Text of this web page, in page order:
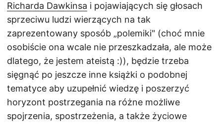
Richarda Dawkinsa i pojawiających się głosach
sprzeciwu ludzi wierzących na tak
zaprezentowany sposób „polemiki" (choć mnie
osobiście ona wcale nie przeszkadzała, ale może
dlatego, że jestem ateistą :)), będzie trzeba
sięgnąć po jeszcze inne książki o podobnej
tematyce aby uzupełnić wiedzę i poszerzyć
horyzont postrzegania na różne możliwe
spojrzenia, spostrzeżenia, a także życiowe